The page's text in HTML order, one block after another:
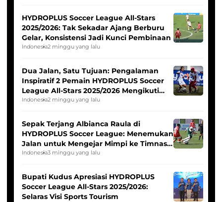
HYDROPLUS Soccer League All-Stars
2025/2026: Tak Sekadar Ajang Berburu
Gelar, Konsistensi Jadi Kunci Pembinaan
Indonesia2 minggu yang lalu
Dua Jalan, Satu Tujuan: Pengalaman
Inspiratif 2 Pemain HYDROPLUS Soccer
League All-Stars 2025/2026 Mengikuti
Seleksi Timnas Indonesia Putri
Indonesia2 minggu yang lalu
Sepak Terjang Albianca Raula di
HYDROPLUS Soccer League: Menemukan
Jalan untuk Mengejar Mimpi ke Timnas
Indonesia Putri
Indonesia3 minggu yang lalu
Bupati Kudus Apresiasi HYDROPLUS
Soccer League All-Stars 2025/2026:
Selaras Visi Sports Tourism